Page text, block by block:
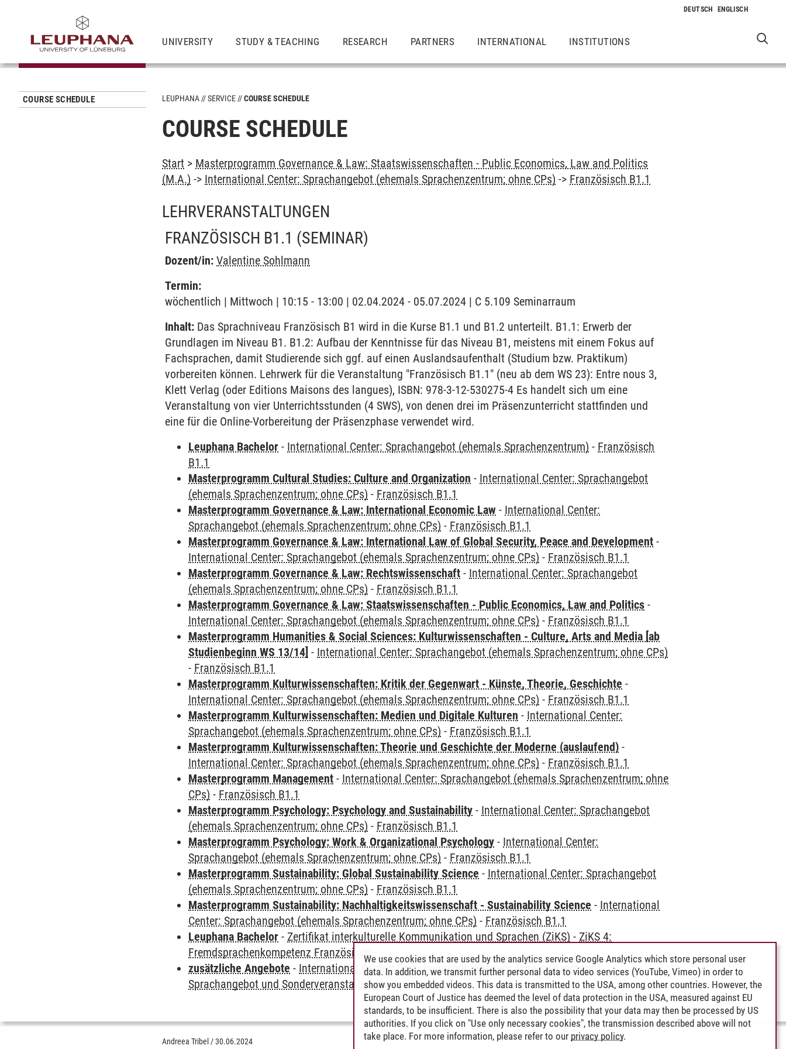
UNIVERSITY STUDY & TEACHING RESEARCH PARTNERS INTERNATIONAL INSTITUTIONS
COURSE SCHEDULE LEUPHANA SERVICE COURSE SCHEDULE
COURSE SCHEDULE
Start > Masterprogramm Governance & Law: Staatswissenschaften - Public Economics, Law and Politics
(M.A.) -> International Center: Sprachangebot (ehemals Sprachenzentrum; ohne CPs) -> Französisch B1.1
LEHRVERANSTALTUNGEN
FRANZÖSISCH B1.1 (SEMINAR)
Dozent/in: Valentine Sohlmann
Termin:
wöchentlich | Mittwoch | 10:15 - 13:00 | 02.04.2024 - 05.07.2024 | C 5.109 Seminarraum
Inhalt: Das Sprachniveau Französisch B1 wird in die Kurse B1.1 und B1.2 unterteilt. B1.1: Erwerb der
Grundlagen im Niveau B1. B1.2: Aufbau der Kenntnisse für das Niveau B1, meistens mit einem Fokus auf
Fachsprachen, damit Studierende sich ggf. auf einen Auslandsaufenthalt (Studium bzw. Praktikum)
vorbereiten können. Lehrwerk für die Veranstaltung "Französisch B1.1" (neu ab dem WS 23): Entre nous 3,
Klett Verlag (oder Editions Maisons des langues), ISBN: 978-3-12-530275-4 Es handelt sich um eine
Veranstaltung von vier Unterrichtsstunden (4 SWS), von denen drei im Präsenzunterricht stattfinden und
eine für die Online-Vorbereitung der Präsenzphase verwendet wird.
Leuphana Bachelor - International Center: Sprachangebot (ehemals Sprachenzentrum) - Französisch
B1.1
Masterprogramm Cultural Studies: Culture and Organization - International Center: Sprachangebot
(ehemals Sprachenzentrum; ohne CPs) - Französisch B1.1
Masterprogramm Governance & Law: International Economic Law - International Center:
Sprachangebot (ehemals Sprachenzentrum; ohne CPs) - Französisch B1.1
Masterprogramm Governance & Law: International Law of Global Security, Peace and Development -
International Center: Sprachangebot (ehemals Sprachenzentrum; ohne CPs) - Französisch B1.1
Masterprogramm Governance & Law: Rechtswissenschaft - International Center: Sprachangebot
(ehemals Sprachenzentrum; ohne CPs) - Französisch B1.1
Masterprogramm Governance & Law: Staatswissenschaften - Public Economics, Law and Politics -
International Center: Sprachangebot (ehemals Sprachenzentrum; ohne CPs) - Französisch B1.1
Masterprogramm Humanities & Social Sciences: Kulturwissenschaften - Culture, Arts and Media [ab
Studienbeginn WS 13/14] - International Center: Sprachangebot (ehemals Sprachenzentrum; ohne CPs)
- Französisch B1.1
Masterprogramm Kulturwissenschaften: Kritik der Gegenwart - Künste, Theorie, Geschichte -
International Center: Sprachangebot (ehemals Sprachenzentrum; ohne CPs) - Französisch B1.1
Masterprogramm Kulturwissenschaften: Medien und Digitale Kulturen - International Center:
Sprachangebot (ehemals Sprachenzentrum; ohne CPs) - Französisch B1.1
Masterprogramm Kulturwissenschaften: Theorie und Geschichte der Moderne (auslaufend) -
International Center: Sprachangebot (ehemals Sprachenzentrum; ohne CPs) - Französisch B1.1
Masterprogramm Management - International Center: Sprachangebot (ehemals Sprachenzentrum; ohne
CPs) - Französisch B1.1
Masterprogramm Psychology: Psychology and Sustainability - International Center: Sprachangebot
(ehemals Sprachenzentrum; ohne CPs) - Französisch B1.1
Masterprogramm Psychology: Work & Organizational Psychology - International Center:
Sprachangebot (ehemals Sprachenzentrum; ohne CPs) - Französisch B1.1
Masterprogramm Sustainability: Global Sustainability Science - International Center: Sprachangebot
(ehemals Sprachenzentrum; ohne CPs) - Französisch B1.1
Masterprogramm Sustainability: Nachhaltigkeitswissenschaft - Sustainability Science - International
Center: Sprachangebot (ehemals Sprachenzentrum; ohne CPs) - Französisch B1.1
Leuphana Bachelor - Zertifikat interkulturelle Kommunikation und Sprachen (ZiKS) - ZiKS 4:
Fremdsprachenkompetenz Französisch
zusätzliche Angebote - International Center: Sprachangebot (ehemals Sprachenzentrum)-
Sprachangebot und Sonderveranstaltungen
Andreea Tribel /30.06.2024
We use cookies that are used by the analytics service Google Analytics which store personal user
data. In addition, we transmit further personal data to video services (YouTube, Vimeo) in order to
show you embedded videos. This data is transmitted to the USA, among other countries. However, the
European Court of Justice has deemed the level of data protection in the USA, measured against EU
standards, to be insufficient. There is also the possibility that your data may then be processed by US
authorities. If you click on "Use only necessary cookies", the transmission described above will not
take place. For more information, please refer to our privacy policy.